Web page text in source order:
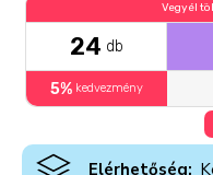
Vegyél
24 db
5% kedvezmény
Elérhetőség: